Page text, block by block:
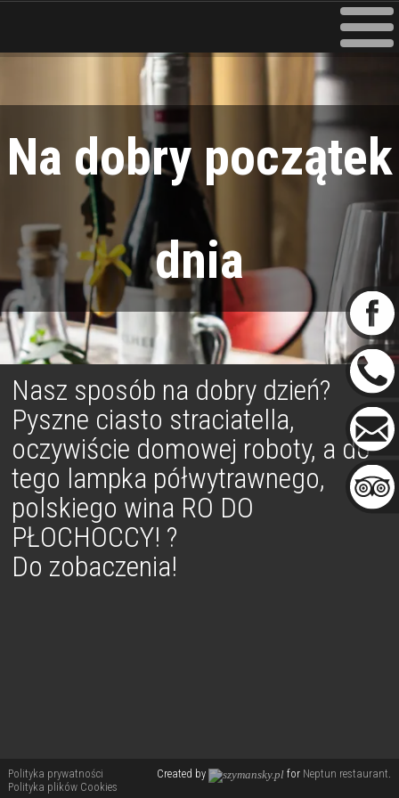
Na dobry początek
dnia
Nasz sposób na dobry dzień?
Pyszne ciasto straciatella,
oczywiście domowej roboty, a do
tego lampka półwytrawnego,
polskiego wina RO DO
PŁOCHOCCY! ?
Do zobaczenia!
Polityka prywatności
Polityka plików Cookies
Created by for Neptun restaurant